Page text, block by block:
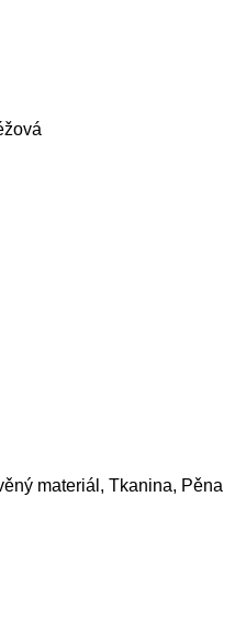
materiál, Tkanina, Pěna